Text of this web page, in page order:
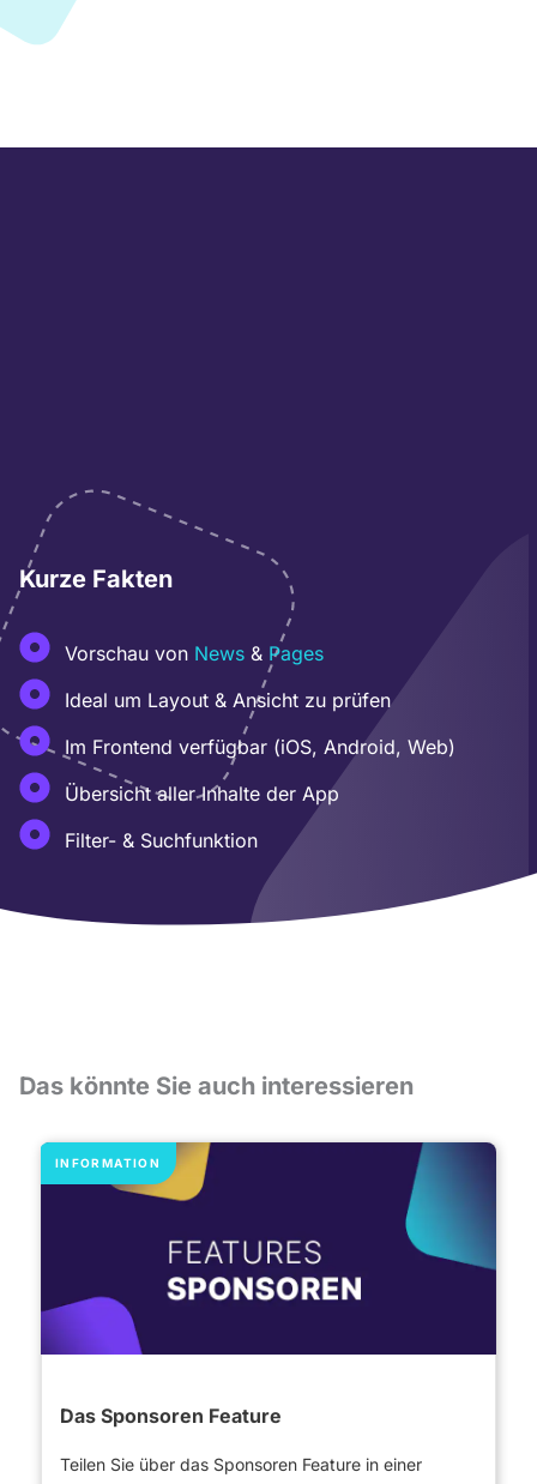
Kurze Fakten
Vorschau von News& Pages
Ideal um Layout & Ansicht zu prüfen
Im Frontend verfügbar (iOS, Android, Web)
Übersicht aller Inhalte der App
Filter- & Suchfunktion
Das könnte Sie auch interessieren
​ INFORMATION
Das Sponsoren Feature
Teilen Sie über das Sponsoren Feature in einer